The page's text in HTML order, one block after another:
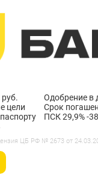
цели
Одобрение в
Срок
ПСК 29,9% -
ЦБ РФ № 2673 от